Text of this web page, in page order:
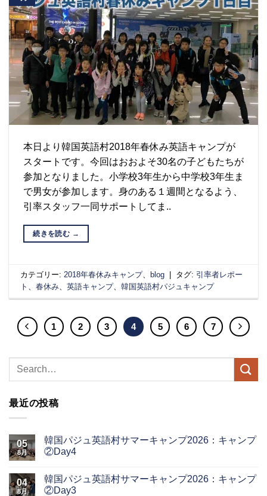
本日より韓国英語村2018年春休み英語キャンプが
スタートです。今回はおおよそ30名の子どもたちが
参加となりました。小学校3年生から中学校3年生ま
で男女が参加します。身のある１週間となるよう、
引率スタッフ一同サポートしてま..
続きを読む →
カテゴリー: 2018年春休みキャンプ、 blog タグ: 引率者レポー
ト
、春休み 、英語キャンプ、韓国英語村パジュキャンプ
1 2 3 4 5 6 7
最近の投稿
05
8月
韓国パジュ英語村サマーキャンプ2026：キャンプ
②Day4
04
8月
韓国パジュ英語村サマーキャンプ2026：キャンプ
②Day3